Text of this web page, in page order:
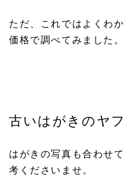
ただ、これではよくわ
価格で調べてみました。
古いはがきのヤ
はがきの写真も合わせ
考くださいませ。